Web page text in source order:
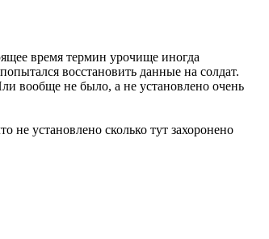
время термин урочище иногда
восстановить данные на солдат.
вообще не было, а не установлено очень
не установлено сколько тут захоронено